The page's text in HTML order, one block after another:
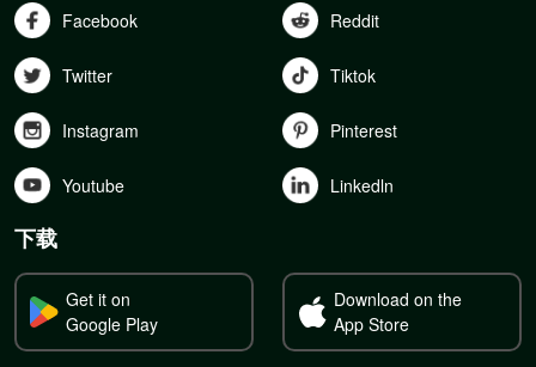
Facebook Reddit
Twitter Tiktok
Instagram Pinterest
Youtube Linkedln
下载
Get it on
Google Play
Download on the
App Store